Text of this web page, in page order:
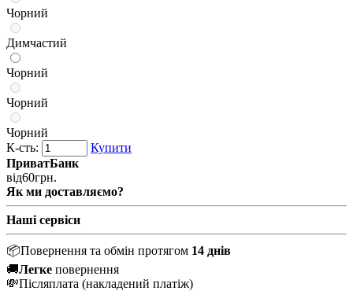
Чорний
Димчастий
Чорний
Чорний
Чорний
К-сть:
Купити
ПриватБанк
від60грн.
Як ми доставляємо?
Наші сервіси
📦Повернення та обмін протягом 14 днів
🚚Легке повернення
💸Післяплата (накладений платіж)